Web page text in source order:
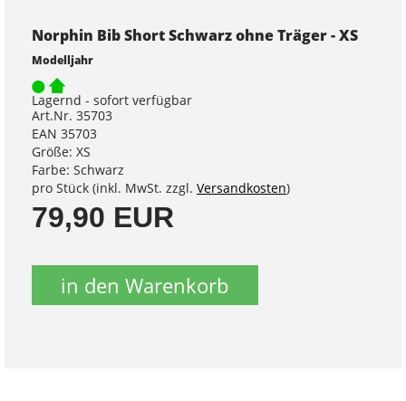
Norphin Bib Short Schwarz ohne Träger - XS
Modelljahr
Lagernd - sofort verfügbar
Art.Nr. 35703
EAN 35703
Größe: XS
Farbe: Schwarz
pro Stück (inkl. MwSt. zzgl. Versandkosten)
79,90 EUR
in den Warenkorb